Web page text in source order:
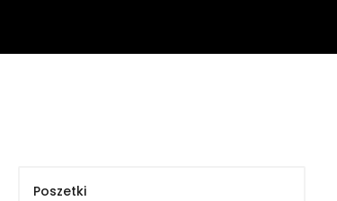
Poszetki